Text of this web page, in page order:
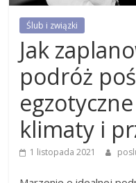
Ślub i związki
Jak
podróż
klimaty i
1 listopada 2021